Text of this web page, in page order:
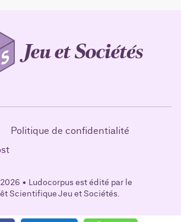
Politique de confidentialité
• Ludocorpus est édité par le
Scientifique Jeu et Sociétés.